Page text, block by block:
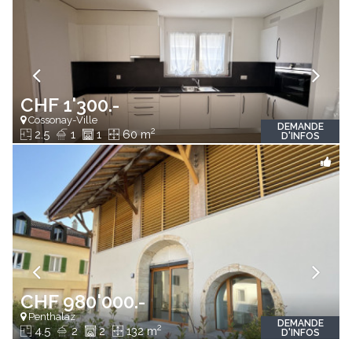
CHF 1'300.-
Cossonay-Ville
2.5 1 1 60 m2
DEMANDE
D'INFOS
CHF 980'000.-
Penthalaz
4.5 2 2 132 m2
DEMANDE
D'INFOS